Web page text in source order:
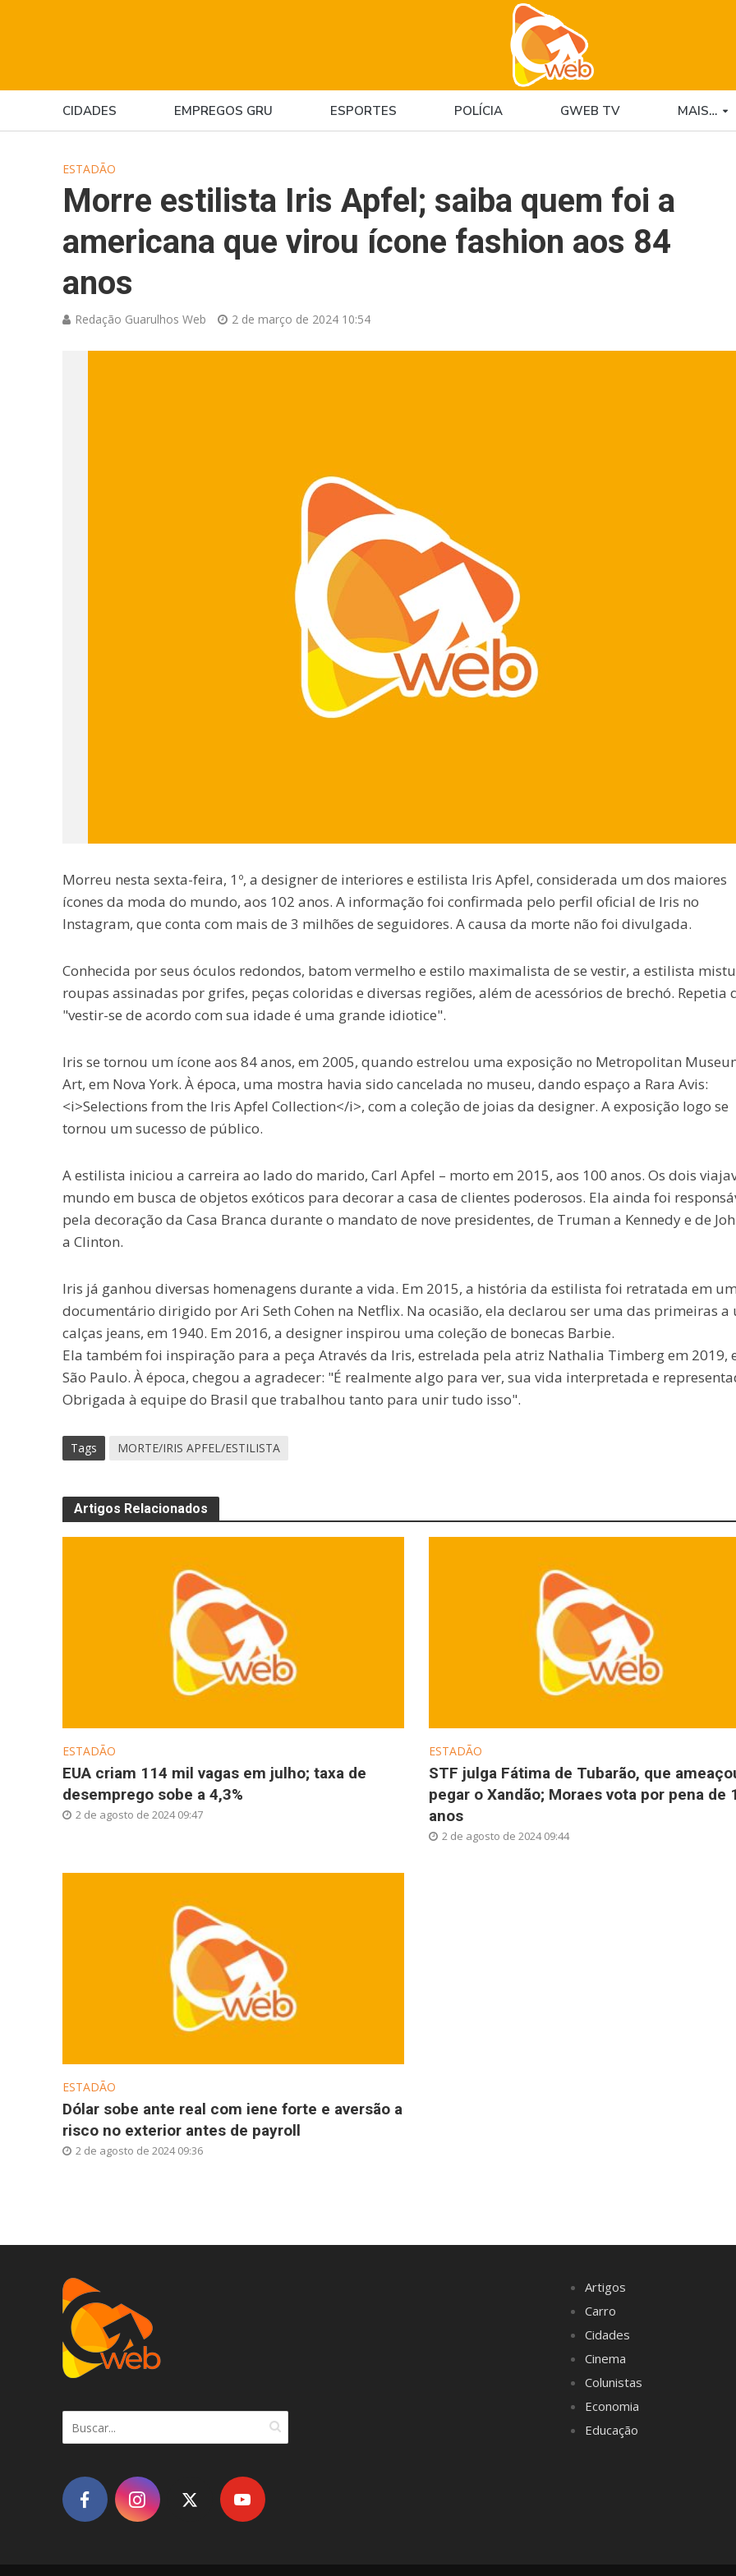
CIDADES EMPREGOS GRU ESPORTES POLÍCIA GWEB TV MAIS…
ESTADÃO
Morre estilista Iris Apfel; saiba quem foi a
americana que virou ícone fashion aos 84
anos
Redação Guarulhos Web 2 de março de 2024 10:54
Morreu nesta sexta-feira, 1º, a designer de interiores e estilista Iris Apfel, considerada um dos maiores
ícones da moda do mundo, aos 102 anos. A informação foi confirmada pelo perfil oficial de Iris no
Instagram, que conta com mais de 3 milhões de seguidores. A causa da morte não foi divulgada.
Conhecida por seus óculos redondos, batom vermelho e estilo maximalista de se vestir, a estilista
roupas assinadas por grifes, peças coloridas e diversas regiões, além de acessórios de brechó. Repetia
"vestir-se de acordo com sua idade é uma grande idiotice".
Iris se tornou um ícone aos 84 anos, em 2005, quando estrelou uma exposição no Metropolitan
Art, em Nova York. À época, uma mostra havia sido cancelada no museu, dando espaço a Rara Avis:
<i>Selections from the Iris Apfel Collection</i>, com a coleção de joias da designer. A exposição logo se
tornou um sucesso de público.
A estilista iniciou a carreira ao lado do marido, Carl Apfel – morto em 2015, aos 100 anos. Os dois
mundo em busca de objetos exóticos para decorar a casa de clientes poderosos. Ela ainda foi
pela decoração da Casa Branca durante o mandato de nove presidentes, de Truman a Kennedy e de
a Clinton.
Iris já ganhou diversas homenagens durante a vida. Em 2015, a história da estilista foi retratada em
documentário dirigido por Ari Seth Cohen na Netflix. Na ocasião, ela declarou ser uma das primeiras a
calças jeans, em 1940. Em 2016, a designer inspirou uma coleção de bonecas Barbie.
Ela também foi inspiração para a peça Através da Iris, estrelada pela atriz Nathalia Timberg em 2019,
São Paulo. À época, chegou a agradecer: "É realmente algo para ver, sua vida interpretada e
Obrigada à equipe do Brasil que trabalhou tanto para unir tudo isso".
Tags MORTE/IRIS APFEL/ESTILISTA
Artigos Relacionados
ESTADÃO
EUA criam 114 mil vagas em julho; taxa de
desemprego sobe a 4,3%
2 de agosto de 2024 09:47
ESTADÃO
STF julga Fátima de Tubarão, que
pegar o Xandão; Moraes vota por pena de
anos
2 de agosto de 2024 09:44
ESTADÃO
Dólar sobe ante real com iene forte e aversão a
risco no exterior antes de payroll
2 de agosto de 2024 09:36
Artigos
Carro
Cidades
Cinema
Colunistas
Economia
Educação